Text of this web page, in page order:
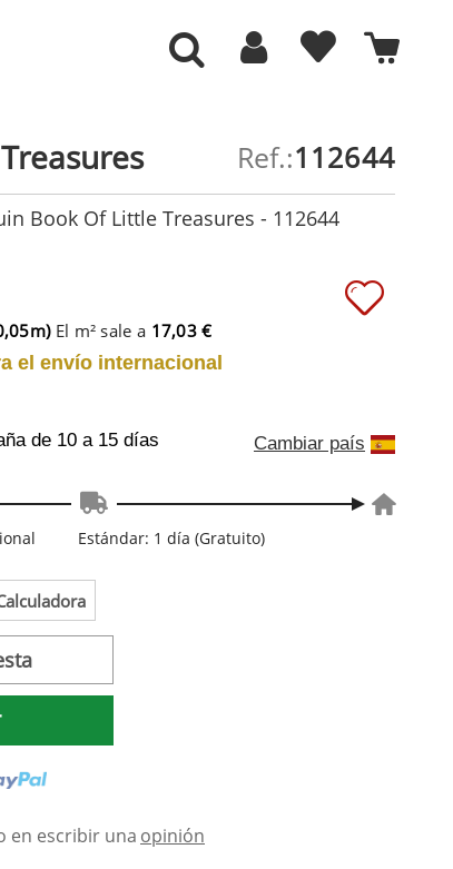
112644
Ref.:
Book Of Little Treasures - 112644
El m² sale a 17,03 €
el envío internacional
de 10 a 15 días Cambiar país
Estándar: 1 día (Gratuito)
en escribir una opinión